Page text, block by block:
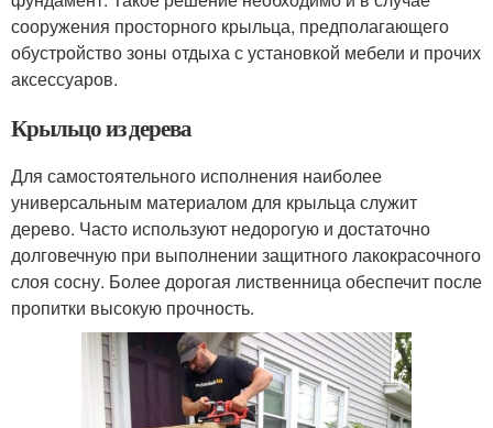
сооружения просторного крыльца, предполагающего
обустройство зоны отдыха с установкой мебели и прочих
аксессуаров.
Крыльцо из дерева
Для самостоятельного исполнения наиболее
универсальным материалом для крыльца служит
дерево. Часто используют недорогую и достаточно
долговечную при выполнении защитного лакокрасочного
слоя сосну. Более дорогая лиственница обеспечит после
пропитки высокую прочность.